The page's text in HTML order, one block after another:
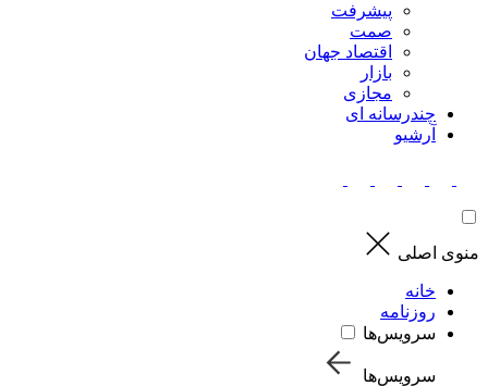
پیشرفت
صمت
اقتصاد جهان
بازار
مجازی
چندرسانه ای
آرشیو
منوی اصلی
خانه
روزنامه
سرویس‌ها
سرویس‌ها